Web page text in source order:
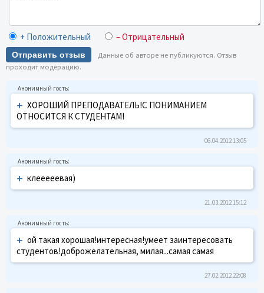
+ Положительный – Отрицательный
Отправить отзыв
Данные об авторе не публикуются. Отзыв
проходит модерацию.
+ ХОРОШИЙ ПРЕПОДАВАТЕЛЬ!С ПОНИМАНИЕМ
ОТНОСИТСЯ К СТУДЕНТАМ!
06.04.2012 13:05
+ клееееевая)
21.03.2012 15:12
+ ой такая хорошая!интересная!умеет заинтересовать
студентов!доброжелательная, милая...самая самая
27.02.2012 22:08